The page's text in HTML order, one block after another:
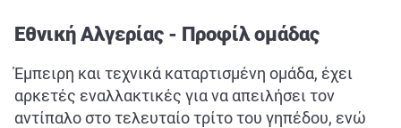
Εθνική Αλγερίας - Προφίλ ομάδας
Έμπειρη και τεχνικά καταρτισμένη ομάδα, έχει
αρκετές εναλλακτικές για να απειλήσει τον
αντίπαλο στο τελευταίο τρίτο του γηπέδου, ενώ